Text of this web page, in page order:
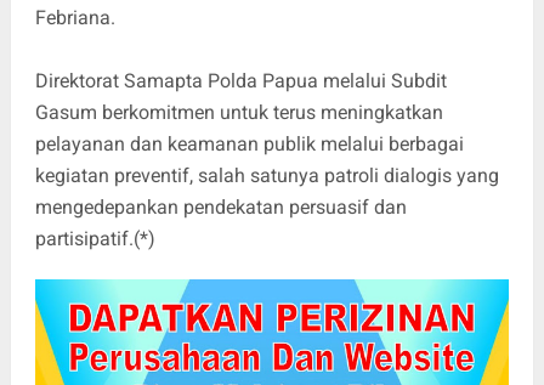
Febriana.
Direktorat Samapta Polda Papua melalui Subdit
Gasum berkomitmen untuk terus meningkatkan
pelayanan dan keamanan publik melalui berbagai
kegiatan preventif, salah satunya patroli dialogis yang
mengedepankan pendekatan persuasif dan
partisipatif.(*)